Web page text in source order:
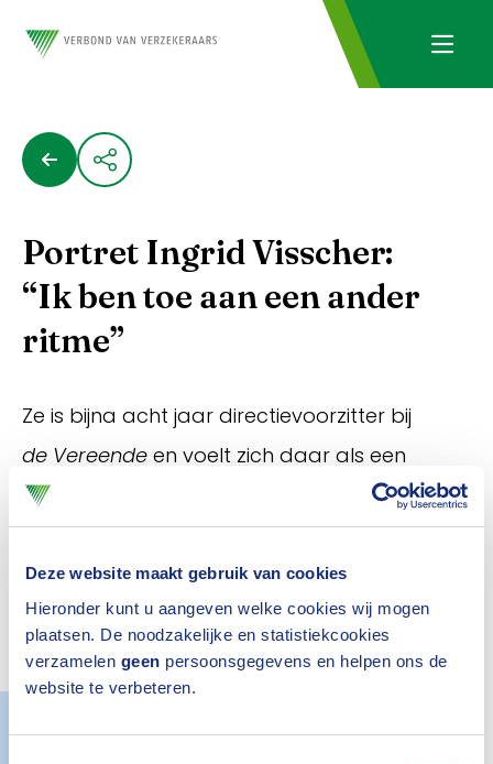
Deze website maakt gebruik van cookies
Hieronder kunt u aangeven welke cookies wij mogen
plaatsen. De noodzakelijke en statistiekcookies
verzamelen geen persoonsgegevens en helpen ons de
website te verbeteren.
Portret Ingrid Visscher:
“Ik ben toe aan een ander
ritme”
Ze is bijna acht jaar directievoorzitter bij
de Vereende en voelt zich daar als een
vis in het water. Toch stopt Ingrid Visscher
(60) in november met werken. Ze vindt
dat het tijd wordt om het stokje door te
geven, maar boven alles is ze toe aan
een ander ritme.
Actueel 08 maart 2023